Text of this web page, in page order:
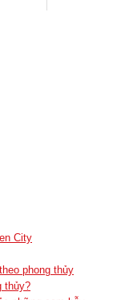
City
phong thủy
thủy?